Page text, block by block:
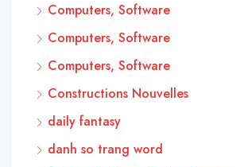
Computers, Software
Computers, Software
Computers, Software
Constructions Nouvelles
daily fantasy
danh so trang word